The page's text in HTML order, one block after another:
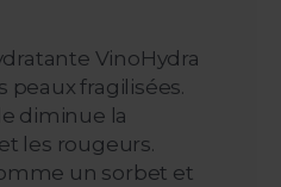
VinoHydra
peaux fragilisées.
diminue la
les rougeurs.
un sorbet et